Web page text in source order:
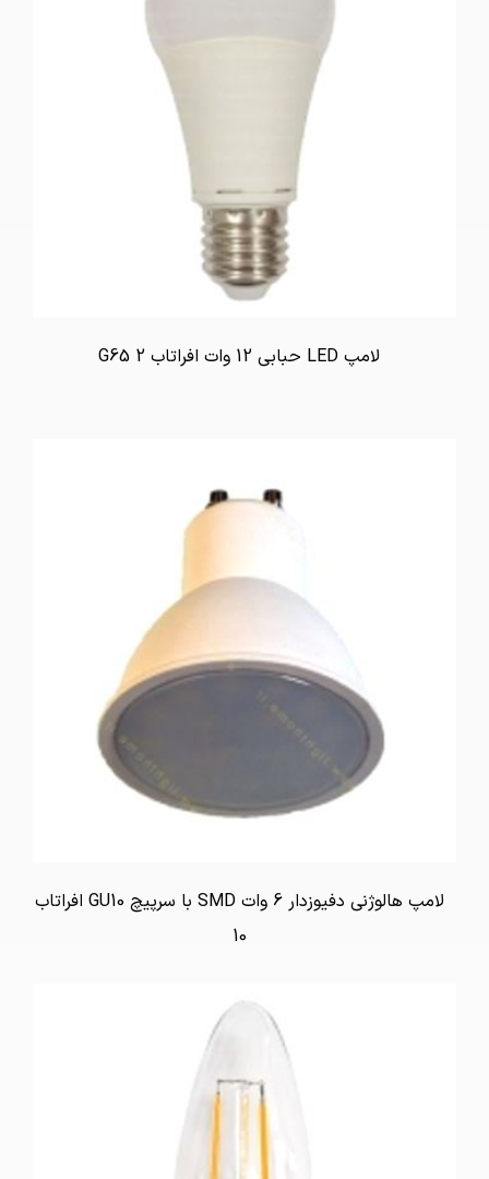
لامپ LED حبابی 12 وات افراتاب G65 2
لامپ هالوژنی دفیوزدار 6 وات SMD با سرپیچ GU10 افراتاب
10